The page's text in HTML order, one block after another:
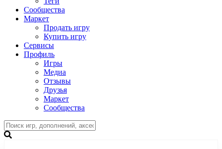
Сообщества
Маркет
Продать игру
Купить игру
Сервисы
Профиль
Игры
Медиа
Отзывы
Друзья
Маркет
Сообщества